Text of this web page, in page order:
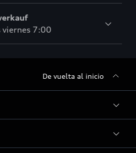
viernes 7:00
De vuelta al inicio